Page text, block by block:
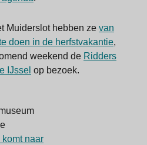
Muiderslot hebben ze van
doen in de herfstvakantie,
weekend de Ridders
IJssel op bezoek.
naar